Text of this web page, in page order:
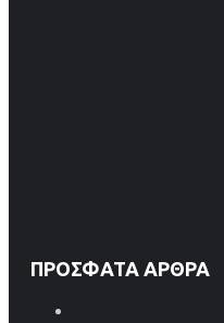
ΠΡΌΣΦΑΤΑ ΆΡΘΡΑ